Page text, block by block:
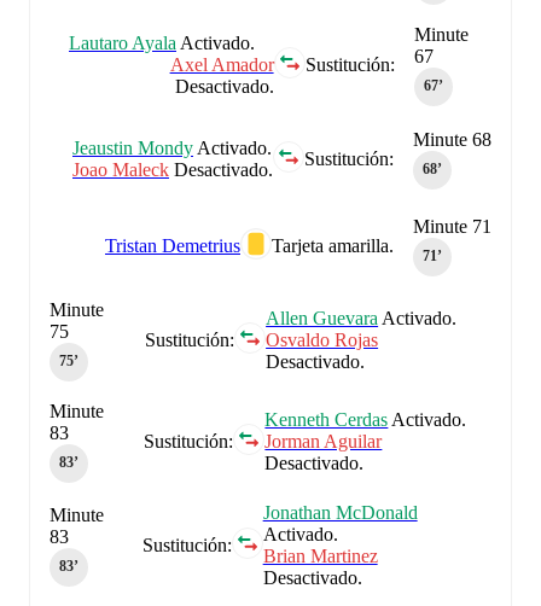
Minute
67
67‎’‎
Sustitución:
Lautaro Ayala Activado.
Axel Amador
Desactivado.
Minute 68
68‎’‎
Sustitución:
Jeaustin Mondy Activado.
Joao Maleck Desactivado.
Minute 71
71‎’‎
Tarjeta amarilla.
Tristan Demetrius
Sustitución:
Allen Guevara Activado.
Osvaldo Rojas
Desactivado.
Minute
75
75‎’‎
Sustitución:
Kenneth Cerdas Activado.
Jorman Aguilar
Desactivado.
Minute
83
83‎’‎
Sustitución:
Jonathan McDonald
Activado.
Brian Martinez
Desactivado.
Minute
83
83‎’‎